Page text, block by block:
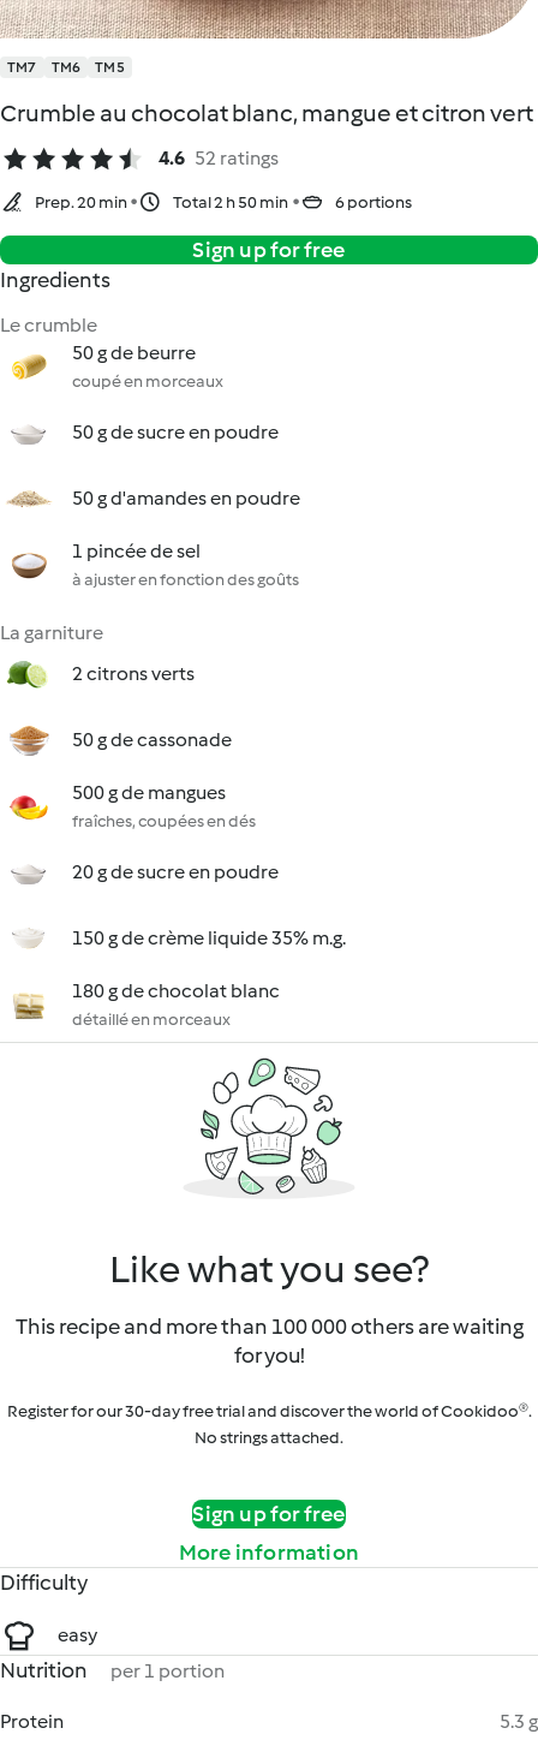
TM7 TM6 TM5
Crumble au chocolat blanc, mangue et citron vert
4.6 52 ratings
Prep. 20 min Total 2 h 50 min 6 portions
Sign up for free
Ingredients
Le crumble
50 g de beurre
coupé en morceaux
50 g de sucre en poudre
50 g d'amandes en poudre
1 pincée de sel
à ajuster en fonction des goûts
La garniture
2 citrons verts
50 g de cassonade
500 g de mangues
fraîches, coupées en dés
20 g de sucre en poudre
150 g de crème liquide 35% m.g.
180 g de chocolat blanc
détaillé en morceaux
Like what you see?
This recipe and more than 100 000 others are waiting
for you!
Register for our 30-day free trial and discover the world of Cookidoo®.
No strings attached.
Sign up for free
More information
Difficulty
easy
Nutrition per 1 portion
Protein
5.3 g